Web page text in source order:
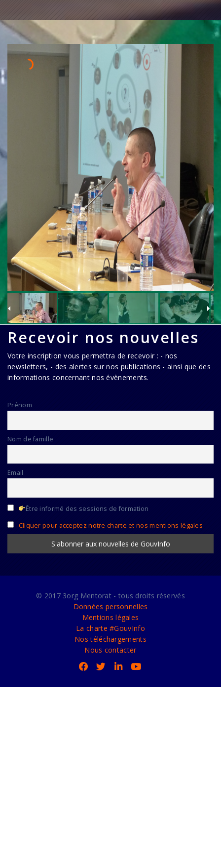
Recevoir nos nouvelles
Votre inscription vous permettra de recevoir : - nos
newsletters, - des alertes sur nos publications - ainsi que des
informations concernant nos évènements.
Prénom
Nom de famille
Email
Être informé des sessions de formation
Cliquer pour acceptez notre charte et nos mentions légales
© 2017 3org Mentorat - tous droits réservés
Données personnelles
Mentions légales
La charte #GouvInfo
Nos téléchargements
Nous contacter